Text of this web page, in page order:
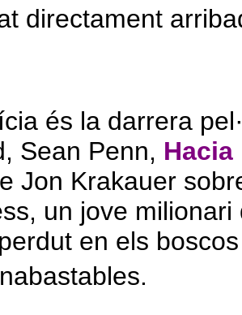
directament
és la darrera
Sean Penn,
Jon Krakauer
un jove
en els